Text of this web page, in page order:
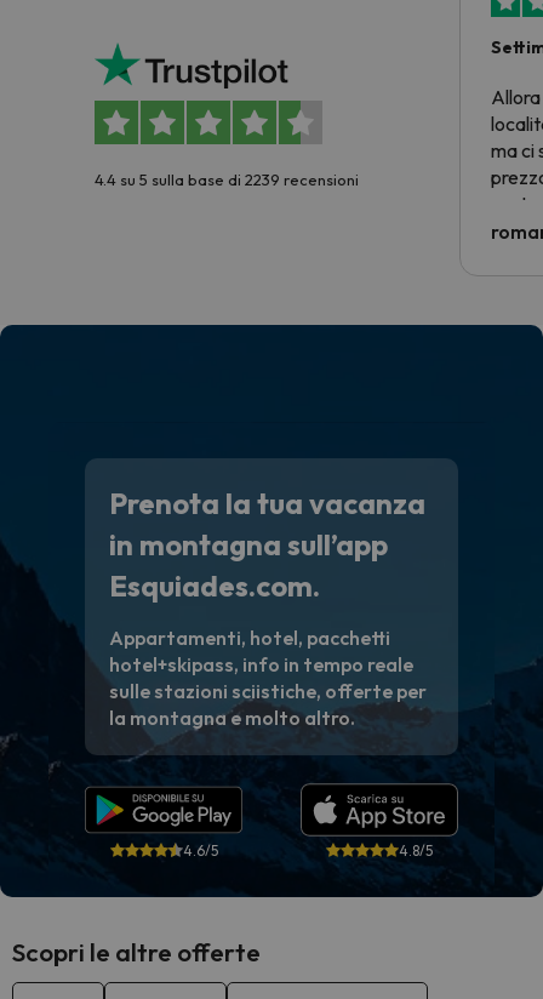
4.4 su 5 sulla base di 2239 recensioni
Allora
ma ci
Prenota la tua vacanza
in montagna sull’app
Esquiades.com.
Appartamenti, hotel, pacchetti
hotel+skipass, info in tempo reale
sulle stazioni sciistiche, offerte per
la montagna e molto altro.
4.6/5 4.8/5
Scopri le altre offerte